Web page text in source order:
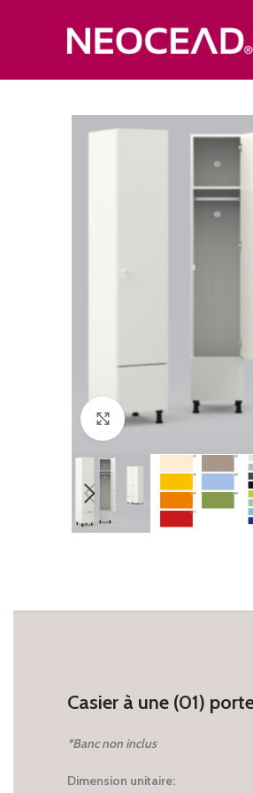
Click to enlarge
Casier à une (01)
*Banc non inclus
Dimension unitaire: